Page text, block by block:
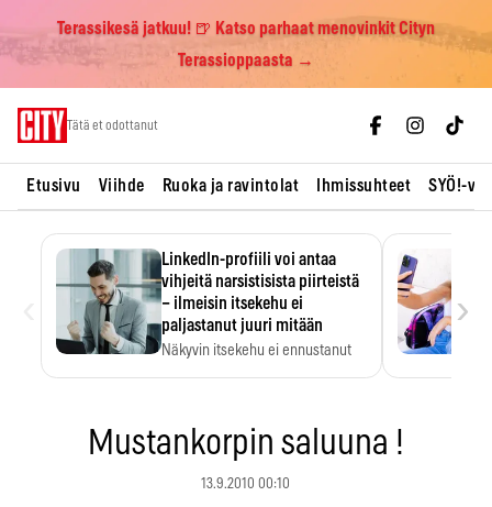
Terassikesä jatkuu! 🍺 Katso parhaat menovinkit Cityn
Terassioppaasta →
Tätä et odottanut
Etusivu Viihde Ruoka ja ravintolat Ihmissuhteet SYÖ!-
LinkedIn-profiili voi antaa
vihjeitä narsistisista piirteistä
– ilmeisin itsekehu ei
paljastanut juuri mitään
Näkyvin itsekehu ei ennustanut
›
Mustankorpin saluuna !
13.9.2010 00:10